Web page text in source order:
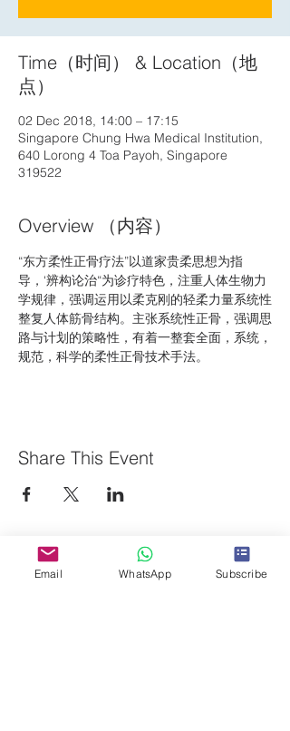
Time（时间） & Location（地
点）
02 Dec 2018, 14:00 – 17:15
Singapore Chung Hwa Medical Institution,
640 Lorong 4 Toa Payoh, Singapore
319522
Overview （内容）
“东方柔性正骨疗法”以道家贵柔思想为指
导，‘辨构论治“为诊疗特色，注重人体生物力
学规律，强调运用以柔克刚的轻柔力量系统性
整复人体筋骨结构。主张系统性正骨，强调思
路与计划的策略性，有着一整套全面，系统，
规范，科学的柔性正骨技术手法。
Share This Event
Search for CPE course
Email WhatsApp Subscribe